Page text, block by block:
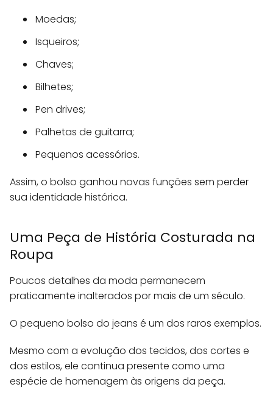
Moedas;
Isqueiros;
Chaves;
Bilhetes;
Pen drives;
Palhetas de guitarra;
Pequenos acessórios.
Assim, o bolso ganhou novas funções sem perder
sua identidade histórica.
Uma Peça de História Costurada na
Roupa
Poucos detalhes da moda permanecem
praticamente inalterados por mais de um século.
O pequeno bolso do jeans é um dos raros exemplos.
Mesmo com a evolução dos tecidos, dos cortes e
dos estilos, ele continua presente como uma
espécie de homenagem às origens da peça.